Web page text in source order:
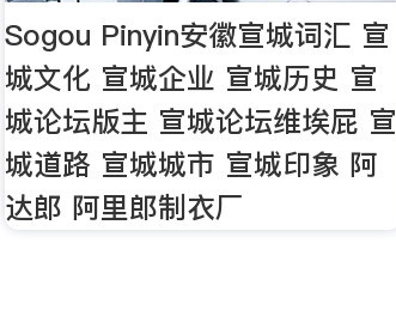
Sogou Pinyin安徽宣城词汇 宣
城文化 宣城企业 宣城历史 宣
城论坛版主 宣城论坛维埃屁 宣
城道路 宣城城市 宣城印象 阿
达郎 阿里郎制衣厂